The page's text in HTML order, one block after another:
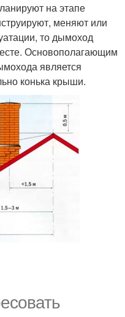
на этапе
меняют или
то дымоход
Основополагающим
является
конька крыши.